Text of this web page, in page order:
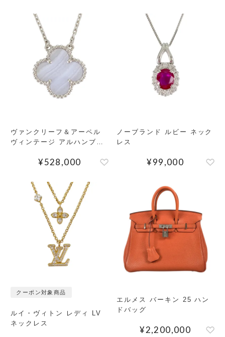
ヴァンクリーフ＆アーペル
ヴィンテージ アルハンブラ
¥528,000
ノーブランド ルビー ネック
レス
¥99,000
クーポン対象商品
ルイ・ヴィトン レディ LV
ネックレス
エルメス バーキン 25 ハン
ドバッグ
¥2,200,000